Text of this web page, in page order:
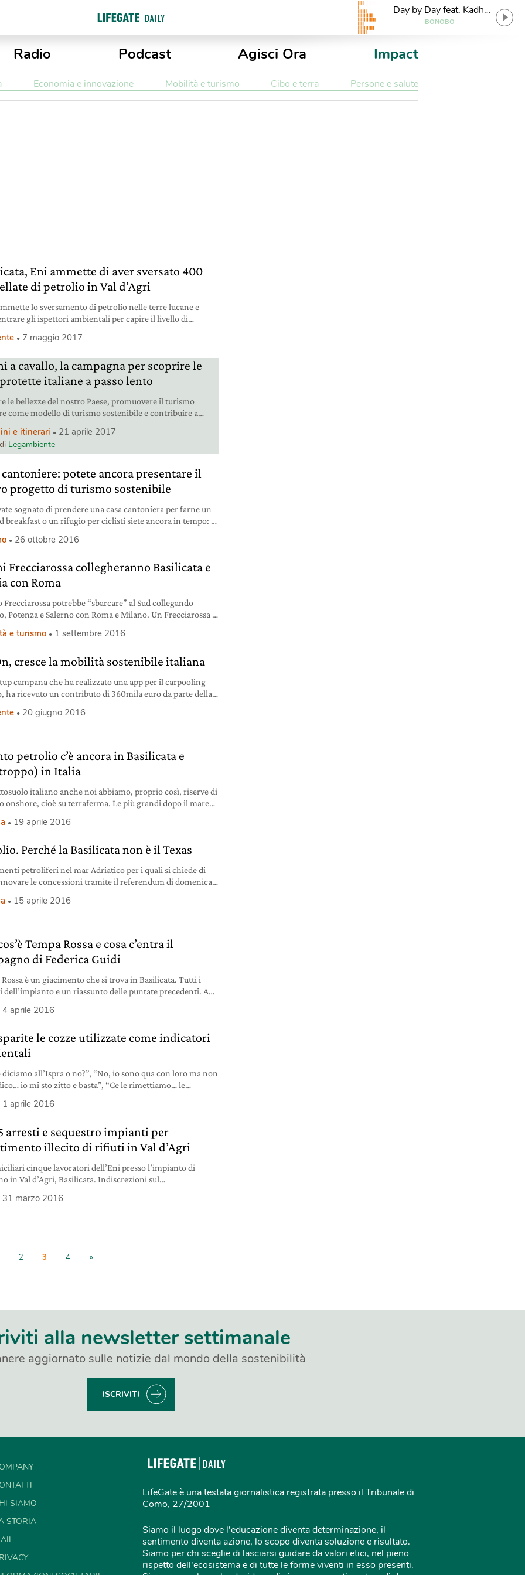
Day by Day feat. Kadhja
Bonet
BONOBO
Radio Podcast Agisci Ora Impact
Economia e innovazione Mobilità e turismo Cibo e terra Persone e salute
Eni ammette di aver sversato 400
di petrolio in Val d’Agri
lo sversamento di petrolio nelle terre lucane e
gli ispettori ambientali per capire il livello di
7 maggio 2017
a cavallo, la campagna per scoprire le
italiane a passo lento
le bellezze del nostro Paese, promuovere il turismo
come modello di turismo sostenibile e contribuire a
di valore naturalistico come le aree protette. Sono
principali obiettivi della campagna Parchi a cavallo che
e itinerari 21 aprile 2017
Legambiente
cantoniere: potete ancora presentare il
progetto di turismo sostenibile
sognato di prendere una casa cantoniera per farne un
breakfast o un rifugio per ciclisti siete ancora in tempo: la
è stata prorogata dal 31 ottobre al 15 novembre. Entro
26 ottobre 2016
Frecciarossa collegheranno Basilicata e
con Roma
Frecciarossa potrebbe “sbarcare” al Sud collegando
Potenza e Salerno con Roma e Milano. Un Frecciarossa è
un piccolo comune in provincia di Matera. Questo
ad alta velocità da Roma a Napoli
e turismo 1 settembre 2016
cresce la mobilità sostenibile italiana
campana che ha realizzato una app per il carpooling
ha ricevuto un contributo di 360mila euro da parte della
20 giugno 2016
petrolio c’è ancora in Basilicata e
in Italia
italiano anche noi abbiamo, proprio così, riserve di
onshore, cioè su terraferma. Le più grandi dopo il mare
dopo la Danimarca. Secondo alcune stime della
di
19 aprile 2016
Perché la Basilicata non è il Texas
petroliferi nel mar Adriatico per i quali si chiede di
le concessioni tramite il referendum di domenica
viene estratto da decenni in Basilicata dove
15 aprile 2016
Tempa Rossa e cosa c’entra il
di Federica Guidi
Rossa è un giacimento che si trova in Basilicata. Tutti i
dell’impianto e un riassunto delle puntate precedenti. A
4 aprile 2016
le cozze utilizzate come indicatori
diciamo all’Ispra o no?”, “No, io sono qua con loro ma non
io mi sto zitto e basta”, “Ce le rimettiamo… le
uguali?”. È questo il surreale dialogo tra due
1 aprile 2016
arresti e sequestro impianti per
illecito di rifiuti in Val d’Agri
cinque lavoratori dell’Eni presso l’impianto di
in Val d’Agri, Basilicata. Indiscrezioni sul
31 marzo 2016
2 3 4 »
alla newsletter settimanale
aggiornato sulle notizie dal mondo della sostenibilità
ISCRIVITI
SIAMO
STORIA
LifeGate è una testata giornalistica registrata presso il Tribunale di
Como, 27/2001
Siamo il luogo dove l'educazione diventa determinazione, il
sentimento diventa azione, lo scopo diventa soluzione e risultato.
Siamo per chi sceglie di lasciarsi guidare da valori etici, nel pieno
rispetto dell'ecosistema e di tutte le forme viventi in esso presenti.